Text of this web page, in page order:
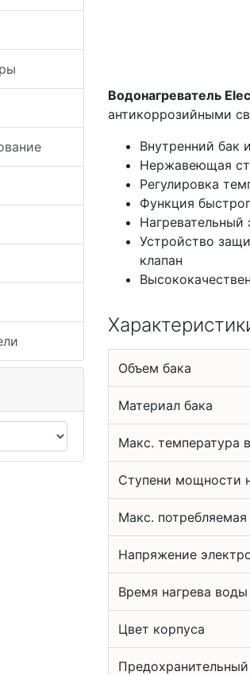
Водонагреватель
антикоррозийными
Внутренний бак
Нержавеющая
Регулировка
Функция
Нагревательный
Устройство
клапан
Объем бака
Материал бака
Макс. температура
Ступени мощности
Макс.
Напряжение
Время нагрева
Цвет корпуса